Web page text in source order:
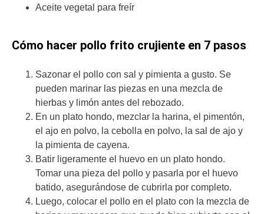
Aceite vegetal para freír
Cómo hacer pollo frito crujiente en 7 pasos
Sazonar el pollo con sal y pimienta a gusto. Se
pueden marinar las piezas en una mezcla de
hierbas y limón antes del rebozado.
En un plato hondo, mezclar la harina, el pimentón,
el ajo en polvo, la cebolla en polvo, la sal de ajo y
la pimienta de cayena.
Batir ligeramente el huevo en un plato hondo.
Tomar una pieza del pollo y pasarla por el huevo
batido, asegurándose de cubrirla por completo.
Luego, colocar el pollo en el plato con la mezcla de